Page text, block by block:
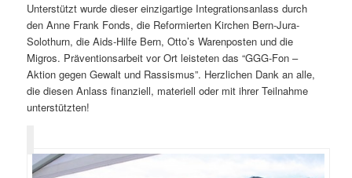
Unterstützt wurde dieser einzigartige Integrationsanlass durch
den Anne Frank Fonds, die Reformierten Kirchen Bern-Jura-
Solothurn, die Aids-Hilfe Bern, Otto’s Warenposten und die
Migros. Präventionsarbeit vor Ort leisteten das “GGG-Fon –
Aktion gegen Gewalt und Rassismus”. Herzlichen Dank an alle,
die diesen Anlass finanziell, materiell oder mit ihrer Teilnahme
unterstützten!